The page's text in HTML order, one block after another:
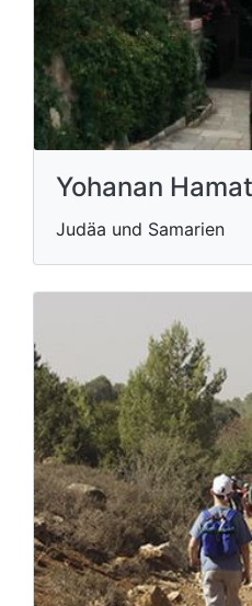
Yohanan
Judäa und Samarien